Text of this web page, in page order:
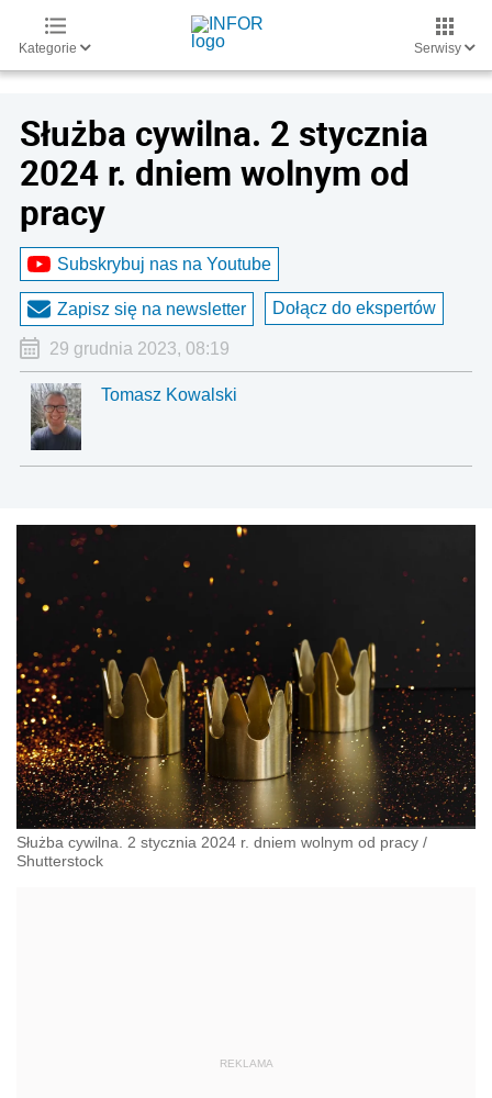
Kategorie Serwisy
Służba cywilna. 2 stycznia
2024 r. dniem wolnym od
pracy
Subskrybuj nas na Youtube
Zapisz się na newsletter Dołącz do ekspertów
29 grudnia 2023, 08:19
Tomasz Kowalski
Służba cywilna. 2 stycznia 2024 r. dniem wolnym od pracy /
Shutterstock